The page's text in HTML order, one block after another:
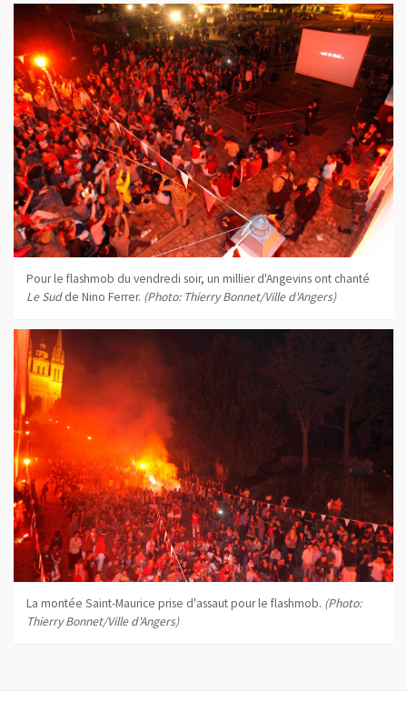
Pour le flashmob du vendredi soir, un millier d'Angevins ont chanté
Le Sudde Nino Ferrer. (Photo: Thierry Bonnet/Ville d'Angers)
La montée Saint-Maurice prise d'assaut pour le flashmob. (Photo:
Thierry Bonnet/Ville d'Angers)